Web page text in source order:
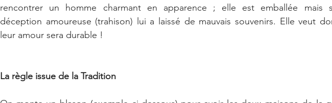
rencontrer un homme charmant en apparence ; elle est emballée mais
déception amoureuse (trahison) lui a laissé de mauvais souvenirs. Elle veut
leur amour sera durable !
La règle issue de la Tradition